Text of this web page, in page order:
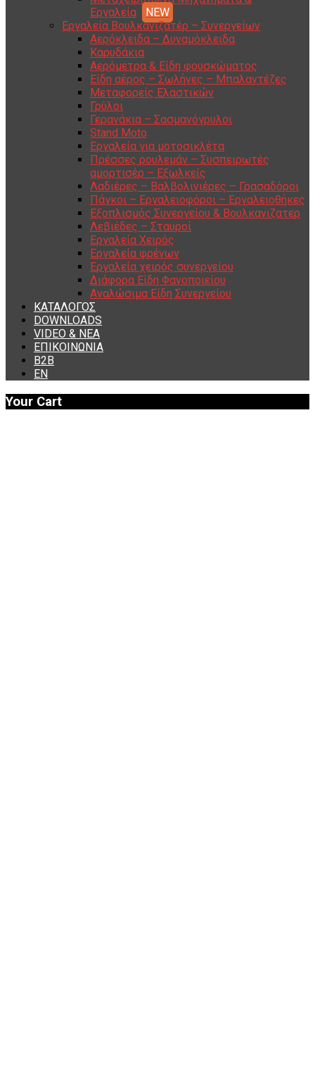
Εργαλεία
Εργαλεία Βουλκανιζατέρ – Συνεργείων
Αερόκλειδα – Δυναμόκλειδα
Καρυδάκια
Αερόμετρα & Είδη φουσκώματος
Είδη αέρος – Σωλήνες – Μπαλαντέζες
Μεταφορείς Ελαστικών
Γρύλοι
Γερανάκια – Σασμανόγρυλοι
Stand Moto
Εργαλεία για μοτοσικλέτα
Πρέσσες ρουλεμάν – Συσπειρωτές
αμορτισέρ – Εξωλκείς
Λαδιέρες – Βαλβολινιέρες – Γρασαδόροι
Πάγκοι – Εργαλειοφόροι – Εργαλειοθήκες
Εξοπλισμός Συνεργείου & Βουλκανιζατερ
Λεβιέδες – Σταυροί
Εργαλεία Χειρός
Εργαλεία φρένων
Εργαλεία χειρός συνεργείου
Διάφορα Είδη Φανοποιείου
Αναλώσιμα Είδη Συνεργείου
ΚΑΤΑΛΟΓΟΣ
DOWNLOADS
VIDEO & ΝΕΑ
ΕΠΙΚΟΙΝΩΝΙΑ
B2B
ΕΝ
Your Cart